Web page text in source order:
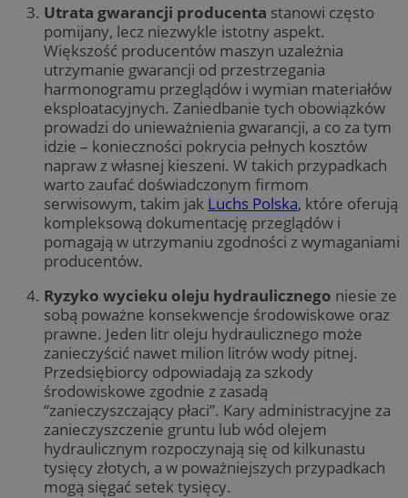
Utrata gwarancji producenta stanowi często
pomijany, lecz niezwykle istotny aspekt.
Większość producentów maszyn uzależnia
utrzymanie gwarancji od przestrzegania
harmonogramu przeglądów i wymian materiałów
eksploatacyjnych. Zaniedbanie tych obowiązków
prowadzi do unieważnienia gwarancji, a co za tym
idzie – konieczności pokrycia pełnych kosztów
napraw z własnej kieszeni. W takich przypadkach
warto zaufać doświadczonym firmom
serwisowym, takim jak Luchs Polska, które oferują
kompleksową dokumentację przeglądów i
pomagają w utrzymaniu zgodności z wymaganiami
producentów.
Ryzyko wycieku oleju hydraulicznego niesie ze
sobą poważne konsekwencje środowiskowe oraz
prawne. Jeden litr oleju hydraulicznego może
zanieczyścić nawet milion litrów wody pitnej.
Przedsiębiorcy odpowiadają za szkody
środowiskowe zgodnie z zasadą
“zanieczyszczający płaci”. Kary administracyjne za
zanieczyszczenie gruntu lub wód olejem
hydraulicznym rozpoczynają się od kilkunastu
tysięcy złotych, a w poważniejszych przypadkach
mogą sięgać setek tysięcy.